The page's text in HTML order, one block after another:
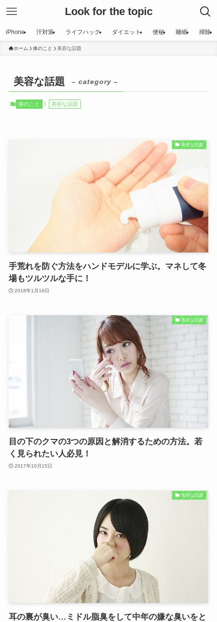
Look for the topic
iPhone 汗対策 ライフハック ダイエット 便秘 睡眠 掃除
ホーム 体のこと 美容な話題
美容な話題 – category –
体のこと 美容な話題
美容な話題
手荒れを防ぐ方法をハンドモデルに学ぶ。マネして冬
場もツルツルな手に！
2018年1月19日
美容な話題
目の下のクマの3つの原因と解消するための方法。若
く見られたい人必見！
2017年10月15日
美容な話題
耳の裏が臭い…ミドル脂臭をして中年の嫌な臭いをと